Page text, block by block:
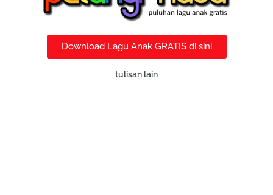
Download Lagu Anak GRATIS di sini
tulisan lain